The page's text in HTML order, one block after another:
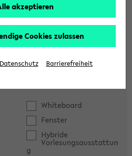
Whiteboard
Fenster
Hybride
Vorlesungsausstattun
g
akzeptieren
Cookies zulassen
Datenschutz Barrierefreiheit